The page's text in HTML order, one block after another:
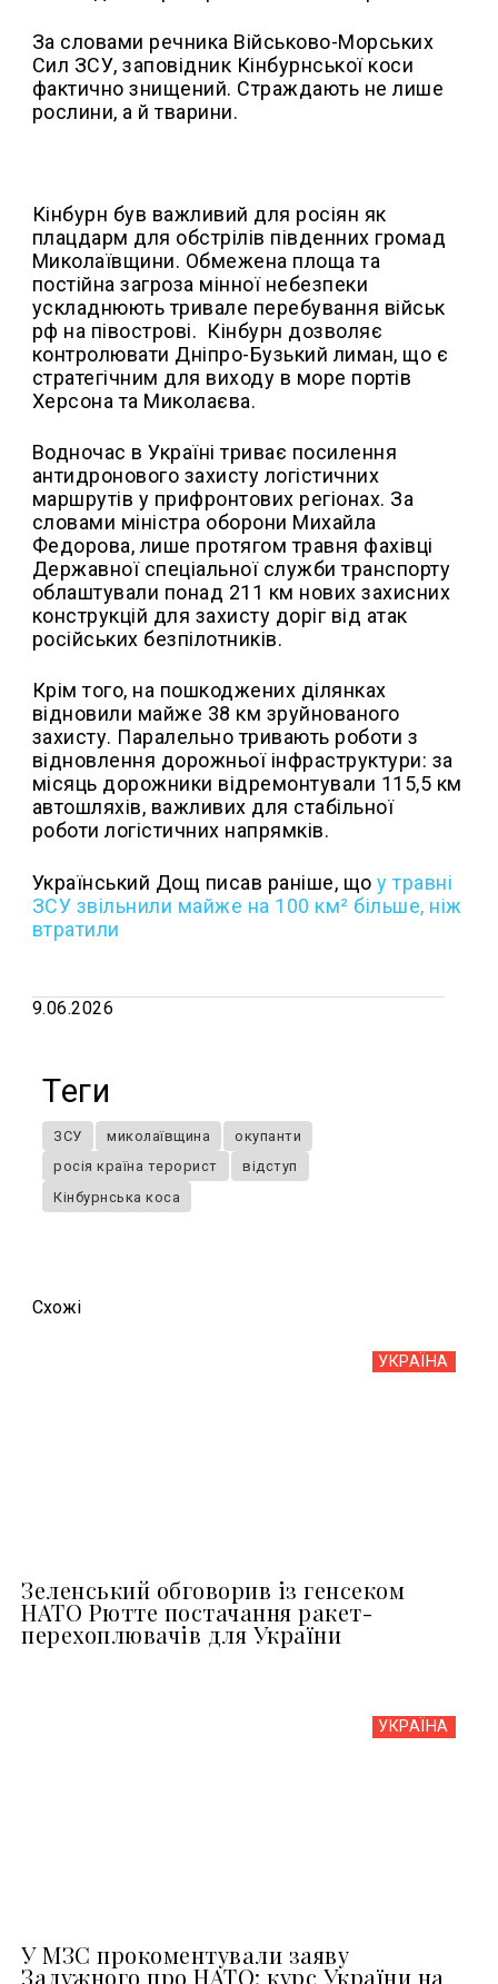
За словами речника Військово-Морських
Сил ЗСУ, заповідник Кінбурнської коси
фактично знищений. Страждають не лише
рослини, а й тварини.
Кінбурн був важливий для росіян як
плацдарм для обстрілів південних громад
Миколаївщини. Обмежена площа та
постійна загроза мінної небезпеки
ускладнюють тривале перебування військ
рф на півострові. Кінбурн дозволяє
контролювати Дніпро-Бузький лиман, що є
стратегічним для виходу в море портів
Херсона та Миколаєва.
Водночас в Україні триває посилення
антидронового захисту логістичних
маршрутів у прифронтових регіонах. За
словами міністра оборони Михайла
Федорова, лише протягом травня фахівці
Державної спеціальної служби транспорту
облаштували понад 211 км нових захисних
конструкцій для захисту доріг від атак
російських безпілотників.
Крім того, на пошкоджених ділянках
відновили майже 38 км зруйнованого
захисту. Паралельно тривають роботи з
відновлення дорожньої інфраструктури: за
місяць дорожники відремонтували 115,5 км
автошляхів, важливих для стабільної
роботи логістичних напрямків.
Український Дощ писав раніше, що утравні
ЗСУ звільнили майже на 100 км² більше, ніж
втратили
9.06.2026
Теги
ЗСУ миколаївщина
окупанти
росія країна терорист
відступ
Кінбурнська коса
Схожi
УКРАЇНА
Зеленський обговорив із генсеком
НАТО Рютте постачання ракет-
перехоплювачів для України
УКРАЇНА
У МЗС прокоментували заяву
Залужного про НАТО: курс України на